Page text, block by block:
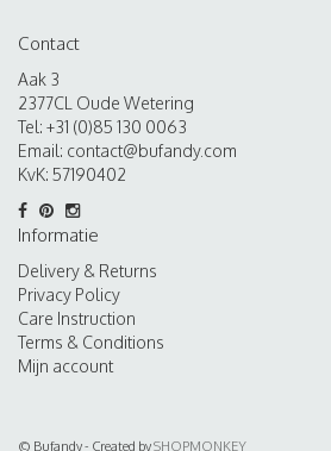
Contact
Aak 3
2377CL Oude Wetering
Tel: +31 (0)85 130 0063
Email: contact@bufandy.com
KvK: 57190402
Informatie
Delivery & Returns
Privacy Policy
Care Instruction
Terms & Conditions
Mijn account
© Bufandy - Created bySHOPMONKEY